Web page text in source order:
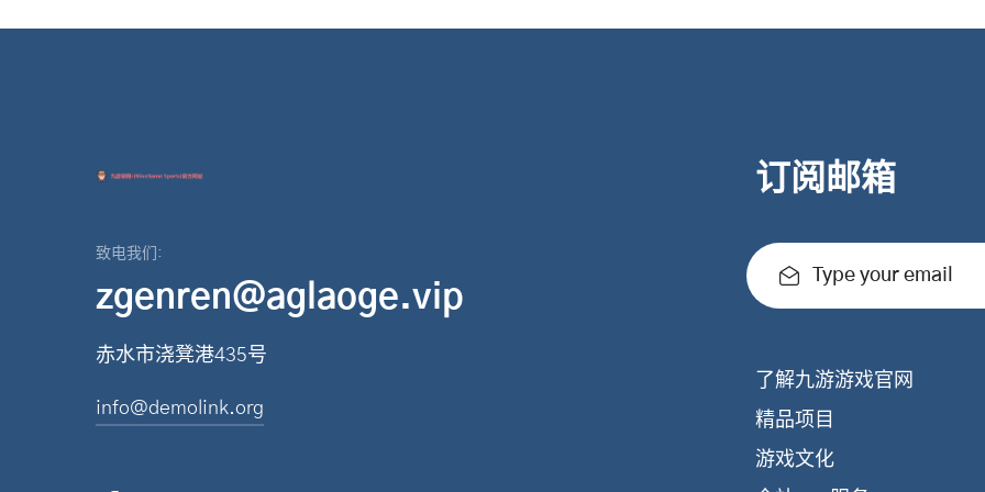
致电我们:
zgenren@aglaoge.vip
赤水市浇凳港435号
info@demolink.org
订阅邮箱
Type your email
了解九游游戏官网
精品项目
游戏文化